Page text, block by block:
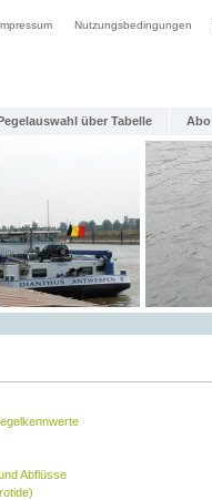
Nutzungsbedingungen
über Tabelle Abo
Abflüsse